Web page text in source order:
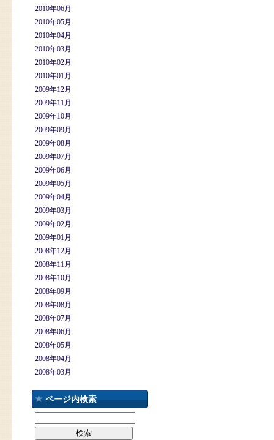
2010年06月
2010年05月
2010年04月
2010年03月
2010年02月
2010年01月
2009年12月
2009年11月
2009年10月
2009年09月
2009年08月
2009年07月
2009年06月
2009年05月
2009年04月
2009年03月
2009年02月
2009年01月
2008年12月
2008年11月
2008年10月
2008年09月
2008年08月
2008年07月
2008年06月
2008年05月
2008年04月
2008年03月
ページ内検索